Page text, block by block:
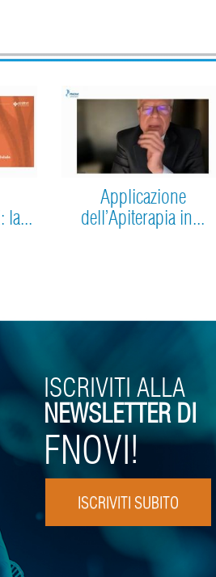
la...
Applicazione
dell’Apiterapia in...
FNOVI!
ISCRIVITI SUBITO
ISCRIVITI ALLA
NEWSLETTER DI